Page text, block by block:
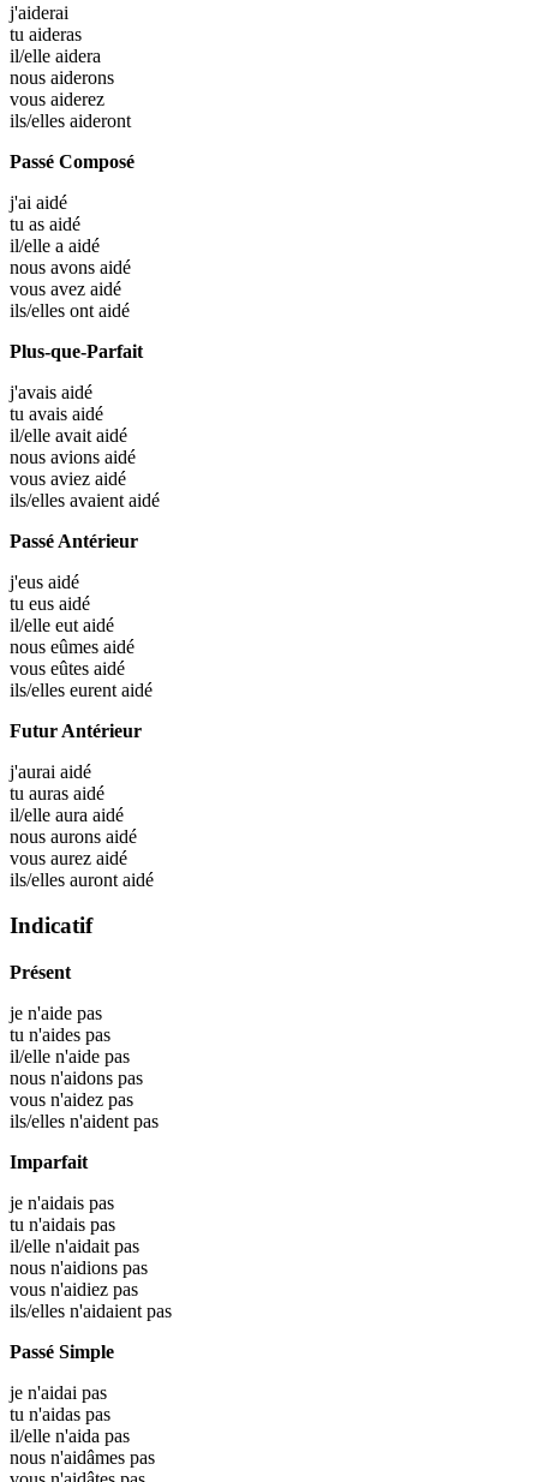
j'aiderai
tu aideras
il/elle aidera
nous aiderons
vous aiderez
ils/elles aideront
Passé Composé
j'ai aidé
tu as aidé
il/elle a aidé
nous avons aidé
vous avez aidé
ils/elles ont aidé
Plus-que-Parfait
j'avais aidé
tu avais aidé
il/elle avait aidé
nous avions aidé
vous aviez aidé
ils/elles avaient aidé
Passé Antérieur
j'eus aidé
tu eus aidé
il/elle eut aidé
nous eûmes aidé
vous eûtes aidé
ils/elles eurent aidé
Futur Antérieur
j'aurai aidé
tu auras aidé
il/elle aura aidé
nous aurons aidé
vous aurez aidé
ils/elles auront aidé
Indicatif
Présent
je n'aide pas
tu n'aides pas
il/elle n'aide pas
nous n'aidons pas
vous n'aidez pas
ils/elles n'aident pas
Imparfait
je n'aidais pas
tu n'aidais pas
il/elle n'aidait pas
nous n'aidions pas
vous n'aidiez pas
ils/elles n'aidaient pas
Passé Simple
je n'aidai pas
tu n'aidas pas
il/elle n'aida pas
nous n'aidâmes pas